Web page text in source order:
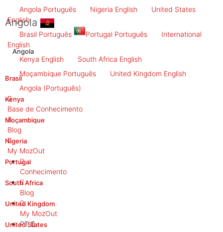
Angola Português Nigeria English
United States
English
Brasil Português Portugal Português
International
English
Kenya English South Africa English
Moçambique Português United Kingdom English
Angola (Português)
Base de Conhecimento
Blog
My MozOut
Conhecimento
Blog
My MozOut
PT
Angola
Angola
Brasil
Kenya
Moçambique
Nigeria
Portugal
South Africa
United Kingdom
United States